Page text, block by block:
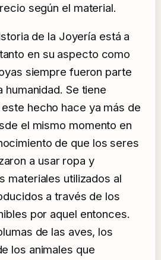
según el material.
de la Joyería está a
en su aspecto como
siempre fueron parte
humanidad. Se tiene
hecho hace ya más de
el mismo momento en
de que los seres
a usar ropa y
materiales utilizados al
a través de los
por aquel entonces.
de las aves, los
los animales que